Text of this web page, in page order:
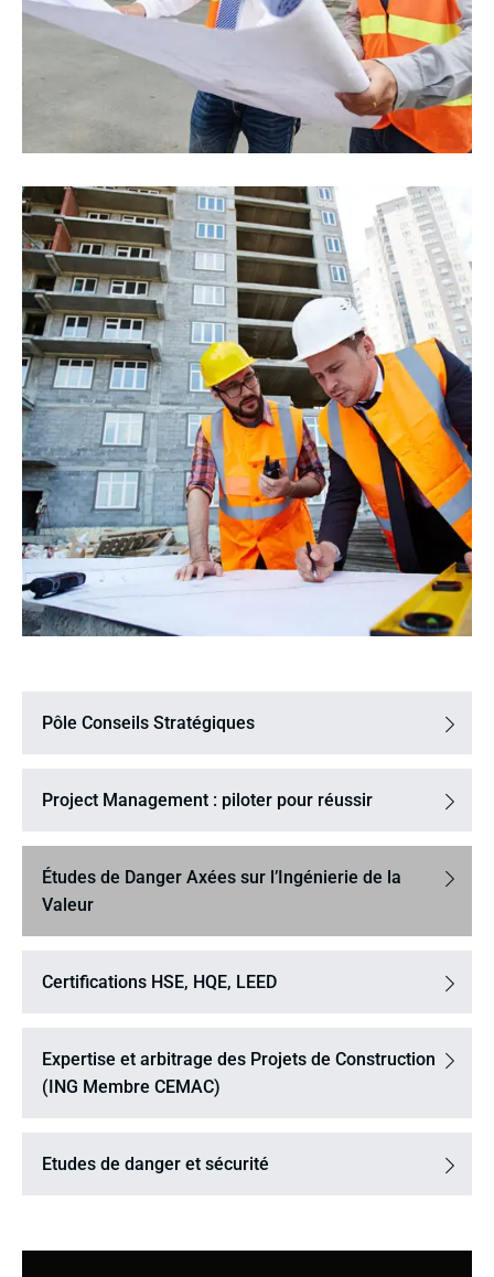
Pôle Conseils Stratégiques
Project Management : piloter pour réussir
Études de Danger Axées sur l’Ingénierie de la
Valeur
Certifications HSE, HQE, LEED
Expertise et arbitrage des Projets de Construction
(ING Membre CEMAC)
Etudes de danger et sécurité